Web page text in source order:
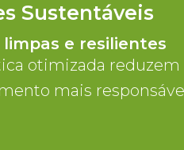
Sustentáveis
e resilientes
otimizada
mais